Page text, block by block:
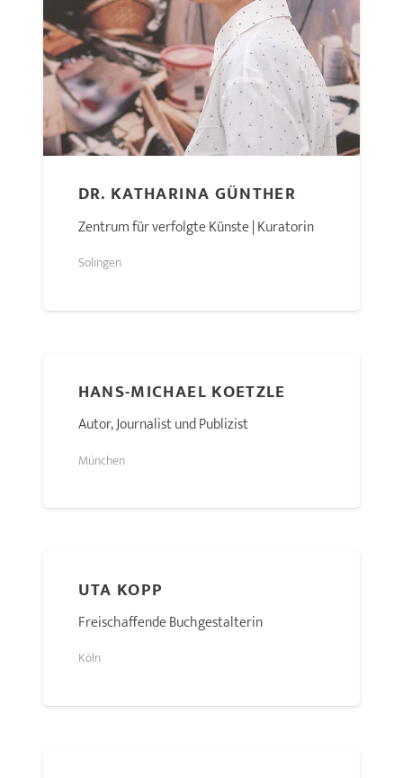
DR. KATHARINA GÜNTHER
Zentrum für verfolgte Künste | Kuratorin
Solingen
HANS-MICHAEL KOETZLE
Autor, Journalist und Publizist
München
UTA KOPP
Freischaffende Buchgestalterin
Köln